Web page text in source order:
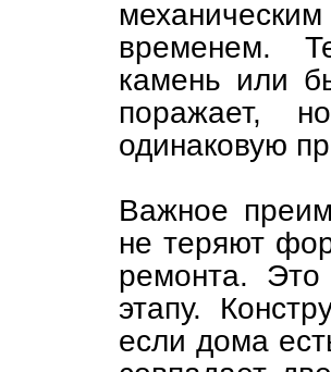
временем.
камень или
поражает,
одинаковую
Важное
не теряют
ремонта. Это
этапу.
если дома